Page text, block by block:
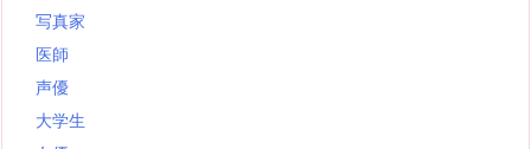
写真家
医師
声優
大学生